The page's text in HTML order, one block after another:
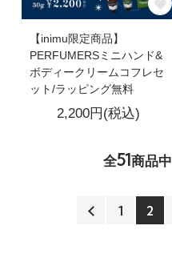
【inimu限定商品】
PERFUMERSミニハンド&
ボディークリームコフレセ
ット/ラッピング無料
2,200円(税込)
全51商品中
1 2